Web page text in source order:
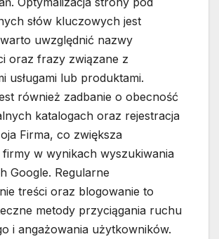
słów kluczowych jest
uwzględnić nazwy
oraz frazy związane z
usługami lub produktami.
również zadbanie o obecność
katalogach oraz rejestracja
Firma, co zwiększa
w wynikach wyszukiwania
Google. Regularne
treści oraz blogowanie to
metody przyciągania ruchu
i angażowania użytkowników.